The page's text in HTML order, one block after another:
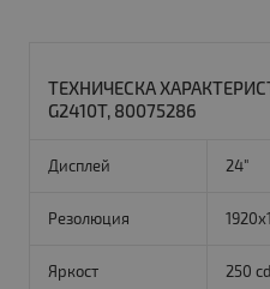
ТЕХНИЧЕСКА
G2410T, 80075286
Дисплей 24"
Резолюция
Яркост 250